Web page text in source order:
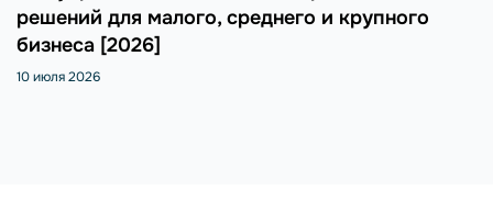
решений для малого, среднего и крупного
бизнеса [2026]
10 июля 2026